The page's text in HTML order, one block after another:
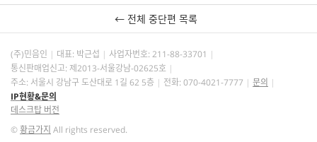
← 전체 중단편 목록
(주)민음인 대표: 박근섭 사업자번호: 211-88-33701
통신판매업신고: 제2013-서울강남-02625호
주소: 서울시 강남구 도산대로 1길 62 5층
전화: 070-4021-7777
문의
IP현황&문의
데스크탑 버전
©황금가지 All rights reserved.